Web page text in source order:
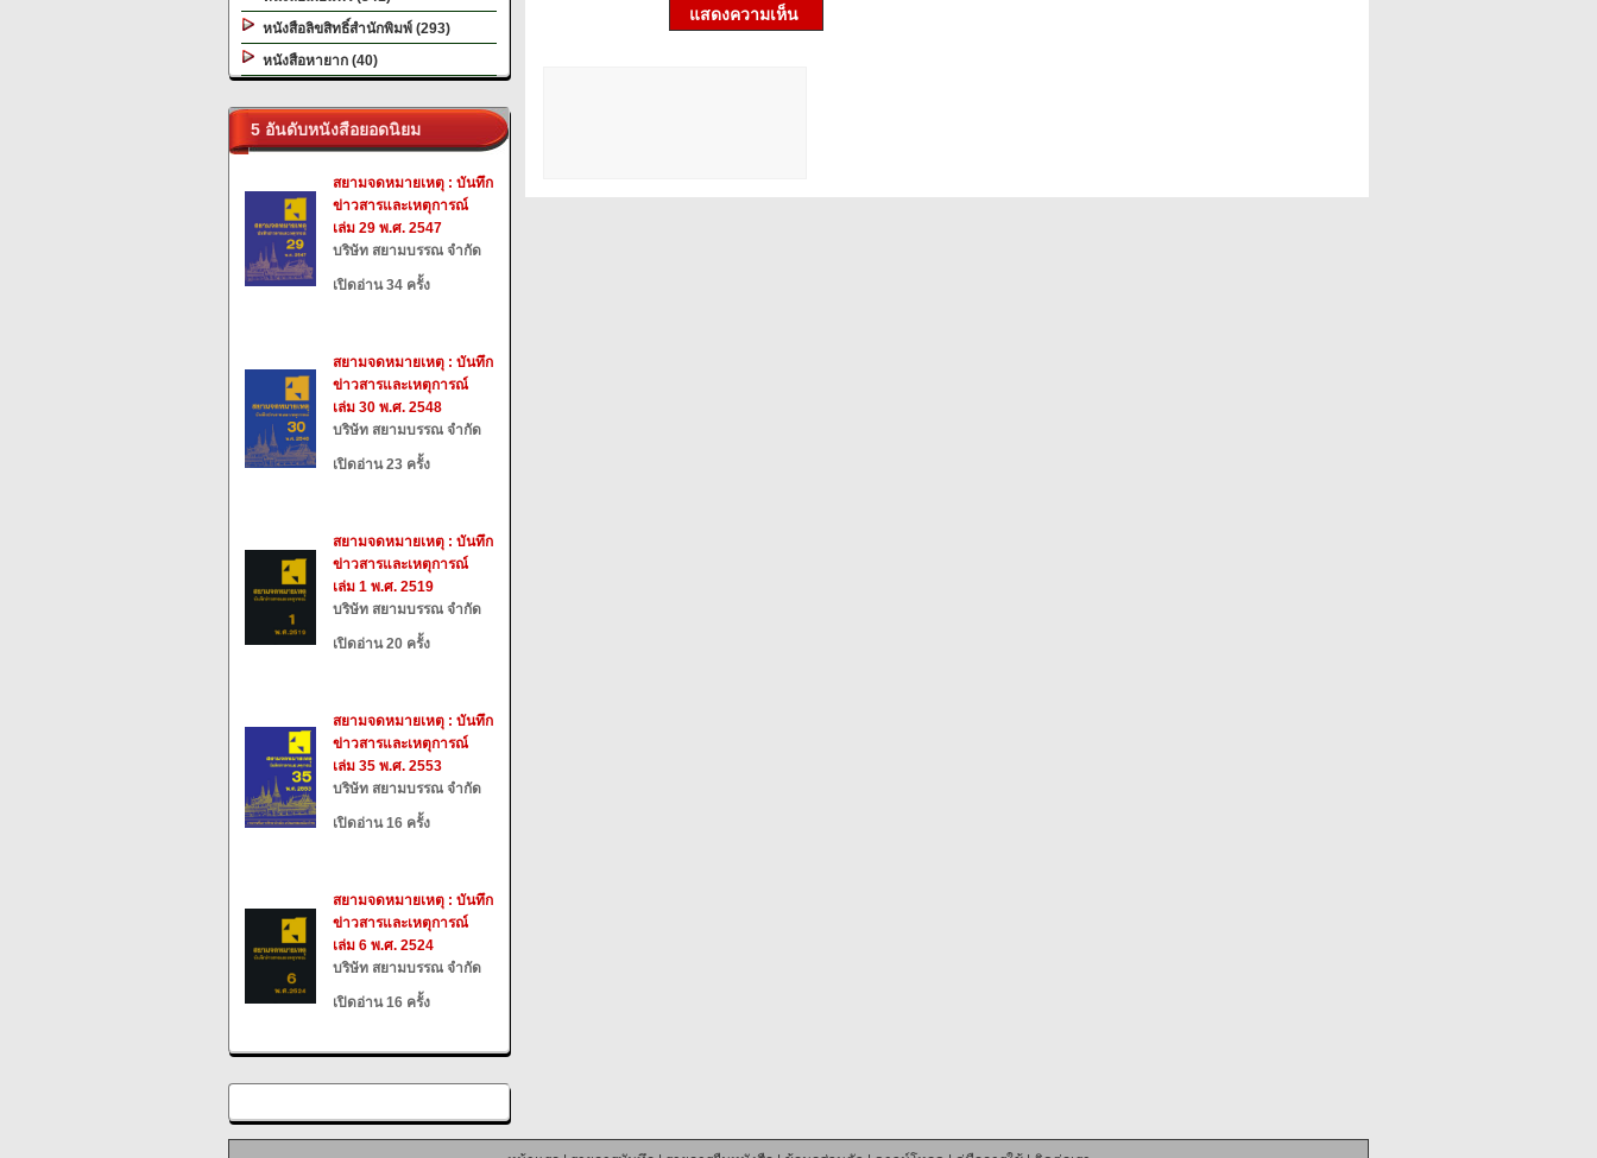
หนังสือลิขสิทธิ์สำนักพิมพ์ (293)
หนังสือหายาก (40)
5 อันดับหนังสือยอดนิยม
สยามจดหมายเหตุ : บันทึก
ข่าวสารและเหตุการณ์
เล่ม 29 พ.ศ. 2547
บริษัท สยามบรรณ จำกัด
เปิดอ่าน 34 ครั้ง
สยามจดหมายเหตุ : บันทึก
ข่าวสารและเหตุการณ์
เล่ม 30 พ.ศ. 2548
บริษัท สยามบรรณ จำกัด
เปิดอ่าน 23 ครั้ง
สยามจดหมายเหตุ : บันทึก
ข่าวสารและเหตุการณ์
เล่ม 1 พ.ศ. 2519
บริษัท สยามบรรณ จำกัด
เปิดอ่าน 20 ครั้ง
สยามจดหมายเหตุ : บันทึก
ข่าวสารและเหตุการณ์
เล่ม 35 พ.ศ. 2553
บริษัท สยามบรรณ จำกัด
เปิดอ่าน 16 ครั้ง
สยามจดหมายเหตุ : บันทึก
ข่าวสารและเหตุการณ์
เล่ม 6 พ.ศ. 2524
บริษัท สยามบรรณ จำกัด
เปิดอ่าน 16 ครั้ง
แสดงความเห็น